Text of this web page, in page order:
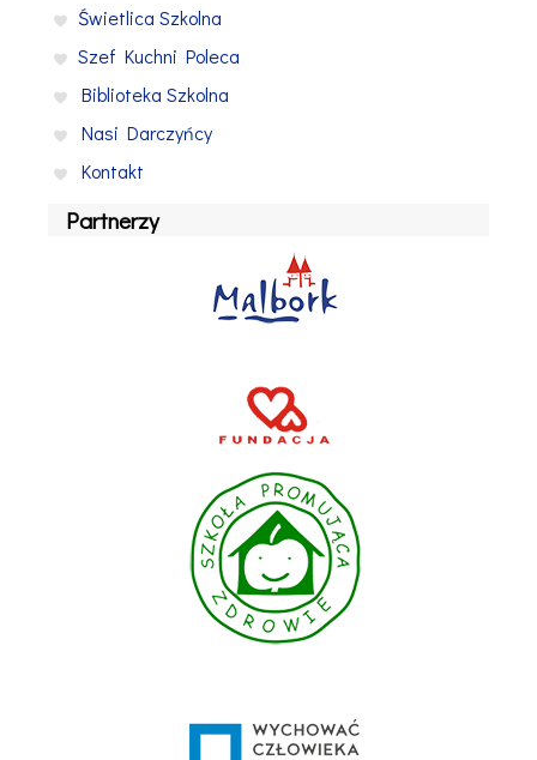
Świetlica Szkolna
Szef Kuchni Poleca
Biblioteka Szkolna
Nasi Darczyńcy
Kontakt
Partnerzy